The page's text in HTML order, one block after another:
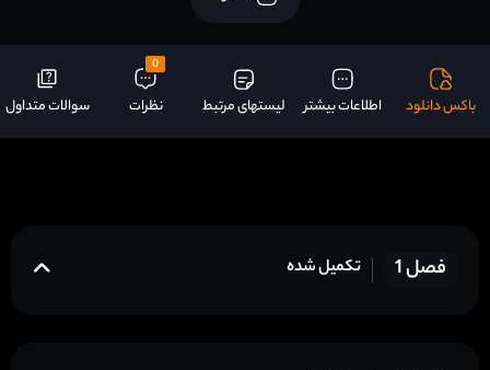
باکس دانلود اطلاعات بیشتر لیستهای مرتبط
0
نظرات سوالات متداول
فصل 1 تکمیل شده